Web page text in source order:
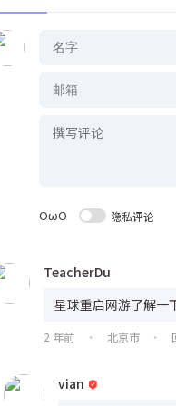
OωO 隐私评论
TeacherDu
星球重启网游了解一
2 年前 • 北京市 •
vian